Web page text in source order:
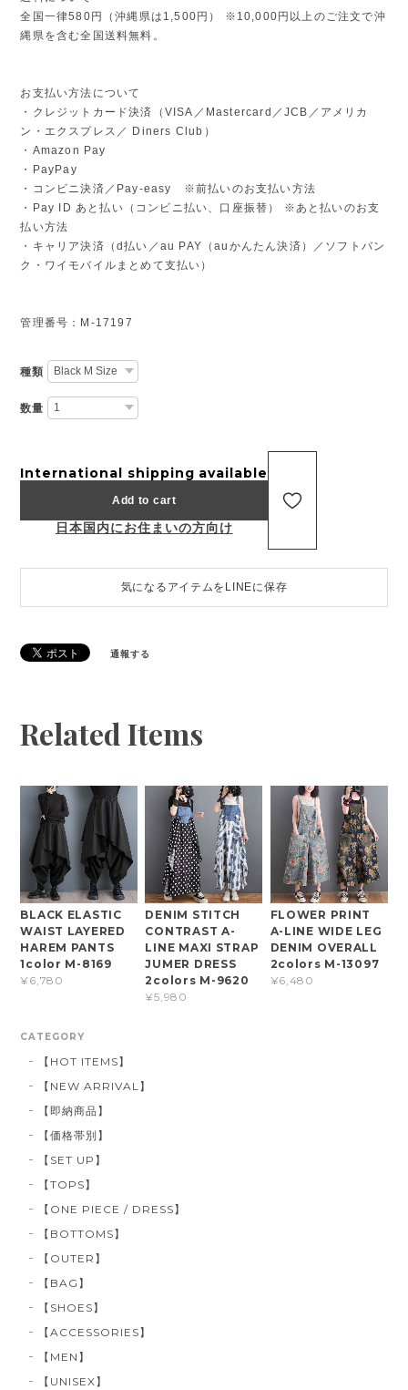
全国一律580円（沖縄県は1,500円） ※10,000円以上のご注文で沖
縄県を含む全国送料無料。
お支払い方法について
・クレジットカード決済（VISA／Mastercard／JCB／アメリカ
ン・エクスプレス／ Diners Club）
・Amazon Pay
・PayPay
・コンビニ決済／Pay-easy ※前払いのお支払い方法
・Pay ID あと払い（コンビニ払い、口座振替） ※あと払いのお支
払い方法
・キャリア決済（d払い／au PAY（auかんたん決済）／ソフトバン
ク・ワイモバイルまとめて支払い）
管理番号：M-17197
種類
数量
International shipping available
Add to cart
日本国内にお住まいの方向け
気になるアイテムをLINEに保存
通報する
Related Items
BLACK ELASTIC
WAIST LAYERED
HAREM PANTS
1color M-8169
¥6,780
DENIM STITCH
CONTRAST A-
LINE MAXI STRAP
JUMER DRESS
2colors M-9620
¥5,980
FLOWER PRINT
A-LINE WIDE LEG
DENIM OVERALL
2colors M-13097
¥6,480
CATEGORY
【HOT ITEMS】
【NEW ARRIVAL】
【即納商品】
【価格帯別】
【SET UP】
【TOPS】
【ONE PIECE / DRESS】
【BOTTOMS】
【OUTER】
【BAG】
【SHOES】
【ACCESSORIES】
【MEN】
【UNISEX】